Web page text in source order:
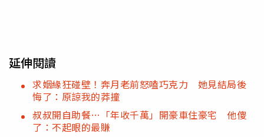
延伸閱讀
求姻緣狂碰壁！奔月老前怒嗑巧克力 她見結局後
悔了：原諒我的莽撞
叔叔開自助餐…「年收千萬」開豪車住豪宅 他傻
了：不起眼的最賺